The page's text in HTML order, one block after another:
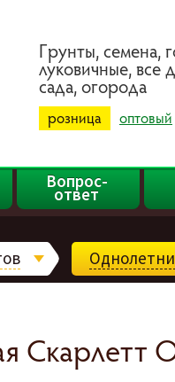
Гpyнты, ceмeнa,
лyкoвичныe, вce
caдa, oгopoдa
розница оптовый
Вопрос-
ответ
Скарлетт